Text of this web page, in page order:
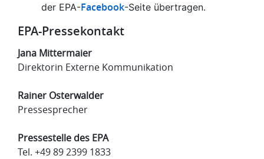
der EPA-Facebook-Seite übertragen.
EPA-Pressekontakt
Jana Mittermaier
Direktorin Externe Kommunikation
Rainer Osterwalder
Pressesprecher
Pressestelle des EPA
Tel. +49 89 2399 1833